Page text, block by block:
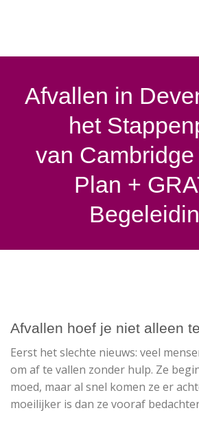
Afvallen in
het
van
Plan +
Afvallen hoef je niet alleen
Eerst het slechte nieuws: veel
om af te vallen zonder hulp. Ze
moed, maar al snel komen ze er
moeilijker is dan ze vooraf